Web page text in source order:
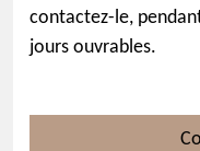
contactez-le,
jours ouvrables.